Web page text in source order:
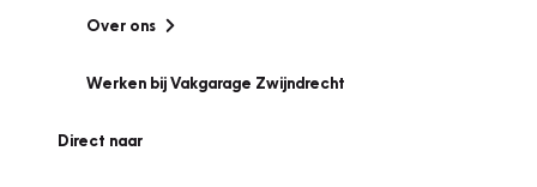
Over ons
Werken bij Vakgarage Zwijndrecht
Direct naar